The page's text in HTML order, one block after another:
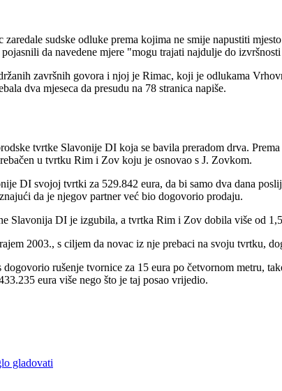
sudske odluke prema kojima ne smije napustiti
da navedene mjere "mogu trajati najdulje do
završnih govora i njoj je Rimac, koji je odlukama
dva mjeseca da presudu na 78 stranica napiše.
tvrtke Slavonije DI koja se bavila preradom drva.
u tvrtku Rim i Zov koju je osnovao s J. Zovkom.
DI svojoj tvrtki za 529.842 eura, da bi samo dva dana
da je njegov partner već bio dogovorio prodaju.
Slavonija DI je izgubila, a tvrtka Rim i Zov dobila više od
2003., s ciljem da novac iz nje prebaci na svoju tvrtku,
rušenje tvornice za 15 eura po četvornom metru,
eura više nego što je taj posao vrijedio.